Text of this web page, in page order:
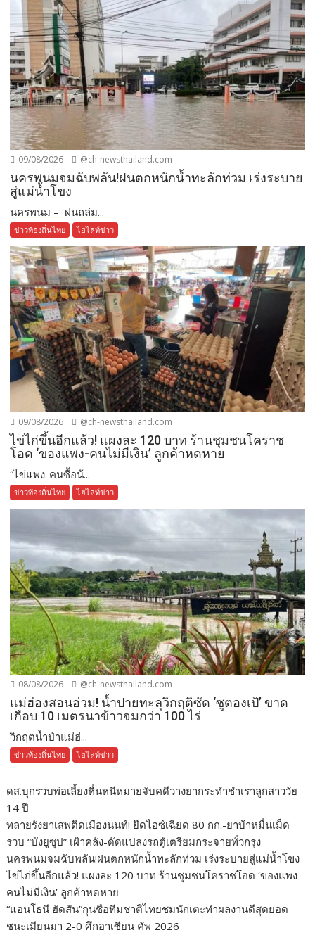
09/08/2026 @ch-newsthailand.com
นครพนมจมฉับพลัน!ฝนตกหนักน้ำทะลักท่วม เร่งระบาย
สู่แม่น้ำโขง
นครพนม – ฝนถล่ม...
ข่าวท้องถิ่นไทย ไฮไลท์ข่าว
09/08/2026 @ch-newsthailand.com
ไข่ไก่ขึ้นอีกแล้ว! แผงละ 120 บาท ร้านชุมชนโคราช
โอด ‘ของแพง-คนไม่มีเงิน’ ลูกค้าหดหาย
“ไข่แพง-คนซื้อน้...
ข่าวท้องถิ่นไทย ไฮไลท์ข่าว
08/08/2026 @ch-newsthailand.com
แม่ฮ่องสอนอ่วม! น้ำปายทะลุวิกฤติซัด ‘ซูตองเป้’ ขาด
เกือบ 10 เมตรนาข้าวจมกว่า 100 ไร่
วิกฤตน้ำป่าแม่ฮ่...
ข่าวท้องถิ่นไทย ไฮไลท์ข่าว
ดส.บุกรวบพ่อเลี้ยงหื่นหนีหมายจับคดีวางยากระทำชำเราลูกสาววัย
14 ปี
ทลายรังยาเสพติดเมืองนนท์! ยึดไอซ์เฉียด 80 กก.-ยาบ้าหมื่นเม็ด
รวบ “บังยูซุป” เฝ้าคลัง-ดัดแปลงรถตู้เตรียมกระจายทั่วกรุง
นครพนมจมฉับพลัน!ฝนตกหนักน้ำทะลักท่วม เร่งระบายสู่แม่น้ำโขง
ไข่ไก่ขึ้นอีกแล้ว! แผงละ 120 บาท ร้านชุมชนโคราชโอด ‘ของแพง-
คนไม่มีเงิน’ ลูกค้าหดหาย
“แอนโธนี ฮัดสัน”กุนซือทีมชาติไทยชมนักเตะทำผลงานดีสุดยอด
ชนะเมียนมา 2-0 ศึกอาเซียน คัพ 2026